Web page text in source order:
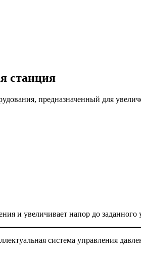
станция
предназначенный для
и увеличивает напор до
система управления